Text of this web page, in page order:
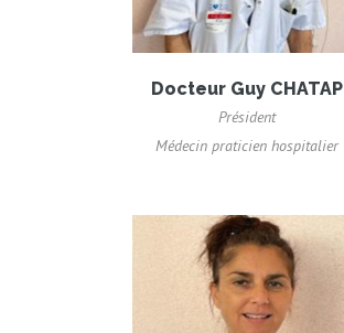
Docteur Guy CHATAP
Président
Médecin praticien hospitalier